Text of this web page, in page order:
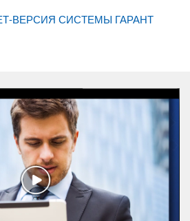
ВЕРСИЯ СИСТЕМЫ ГАРАНТ